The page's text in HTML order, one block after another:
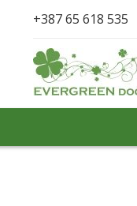
+387 65 618 535